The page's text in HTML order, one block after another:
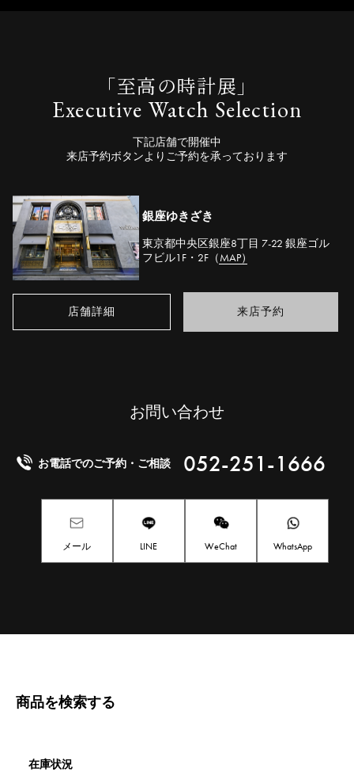
「至高の時計展」
Executive Watch Selection
下記店舗で開催中
来店予約ボタンよりご予約を承っております
銀座ゆきざき
東京都中央区銀座8丁目 7-22 銀座ゴル
フビル1F・2F （MAP）
店舗詳細 来店予約
お問い合わせ
お電話でのご予約・ご相談 052-251-1666
メール LINE WeChat WhatsApp
商品を検索する
在庫状況